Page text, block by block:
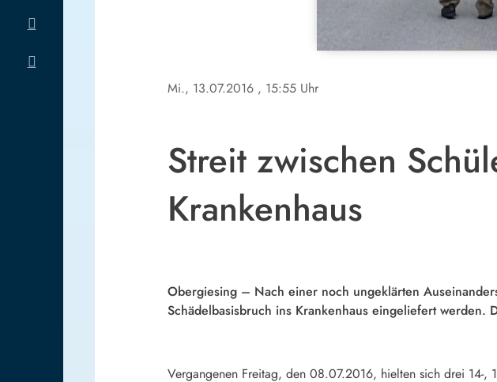
Mi., 13.07.2016 , 15:55 Uhr
Streit zwischen
Krankenhaus
Obergiesing – Nach einer noch ungeklärten
Schädelbasisbruch ins Krankenhaus eingeliefert
Vergangenen Freitag, den 08.07.2016, hielten sich drei 14-,